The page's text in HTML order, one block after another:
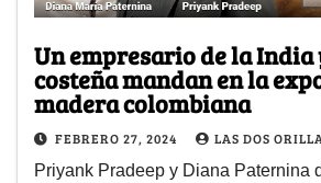
Un empresario de la India
costeña mandan en la
madera colombiana
FEBRERO 27, 2024 LAS DOS
Priyank Pradeep y Diana Paternina